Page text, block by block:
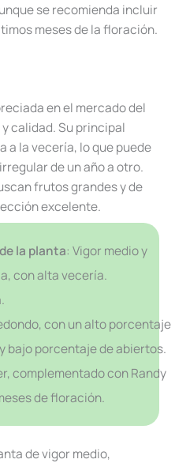
se recomienda incluir
meses de la floración.
en el mercado del
calidad. Su principal
a la vecería, lo que puede
de un año a otro.
frutos grandes y de
excelente.
la planta: Vigor medio y
con alta vecería.
con un alto porcentaje
bajo porcentaje de abiertos.
complementado con Randy
de floración.
de vigor medio,